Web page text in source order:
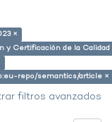
×
y Certificación de la
repo/semantics/article ×
filtros avanzados